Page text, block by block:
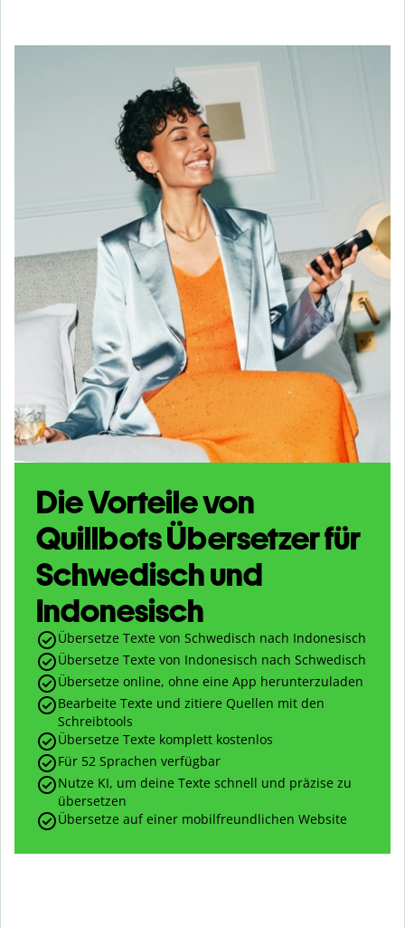
Die Vorteile von
Quillbots Übersetzer für
Schwedisch und
Indonesisch
Übersetze Texte von Schwedisch nach Indonesisch
Übersetze Texte von Indonesisch nach Schwedisch
Übersetze online, ohne eine App herunterzuladen
Bearbeite Texte und zitiere Quellen mit den
Schreibtools
Übersetze Texte komplett kostenlos
Für 52 Sprachen verfügbar
Nutze KI, um deine Texte schnell und präzise zu
übersetzen
Übersetze auf einer mobilfreundlichen Website